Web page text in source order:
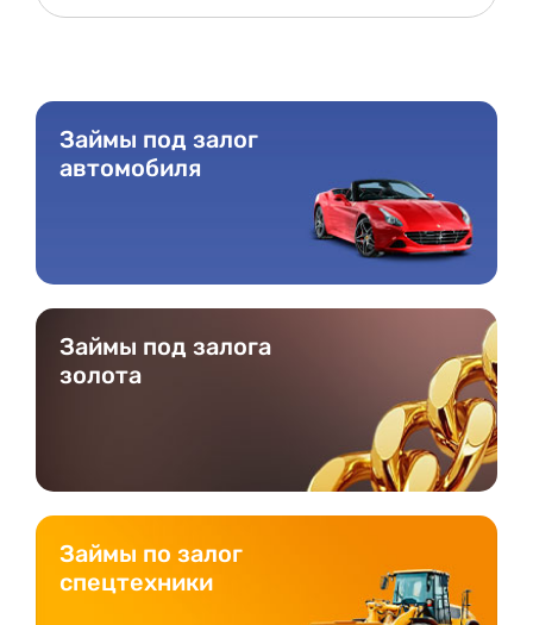
Займы под залог
автомобиля
Займы под залога
золота
Займы по залог
спецтехники